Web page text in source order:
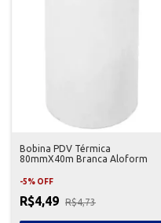
Bobina PDV Térmica
80mmX40m Branca Aloform
-5% OFF
R$4,49 R$4,73